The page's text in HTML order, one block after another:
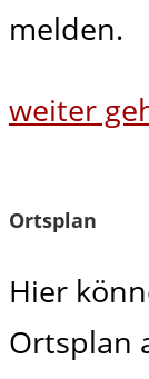
melden.
weiter
Ortsplan
Hier
Ortsplan